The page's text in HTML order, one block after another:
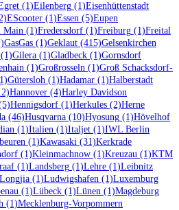
(1)Eilenberg (1)Eisenhüttenstadt
EScooter (1)Essen (5)Eupen
Main (1)Fredersdorf (1)Freiburg (1)Freital
GasGas (1)Geklaut (415)Gelsenkirchen
(1)Gilera (1)Gladbeck (1)Gornsdorf
(1)Großrosseln (1)Groß Schacksdorf-
Gütersloh (1)Hadamar (1)Halberstadt
Hannover (4)Harley Davidson
Hennigsdorf (1)Herkules (2)Herne
(46)Husqvarna (10)Hyosung (1)Hövelhof
(1)Italien (1)Italjet (1)IWL Berlin
(1)Kawasaki (31)Kerkrade
(1)Kleinmachnow (1)Kreuzau (1)KTM
(1)Landsberg (1)Lehre (1)Leibnitz
Longjia (1)Ludwigshafen (1)Luxemburg
(1)Lübeck (1)Lünen (1)Magdeburg
(1)Mecklenburg-Vorpommern